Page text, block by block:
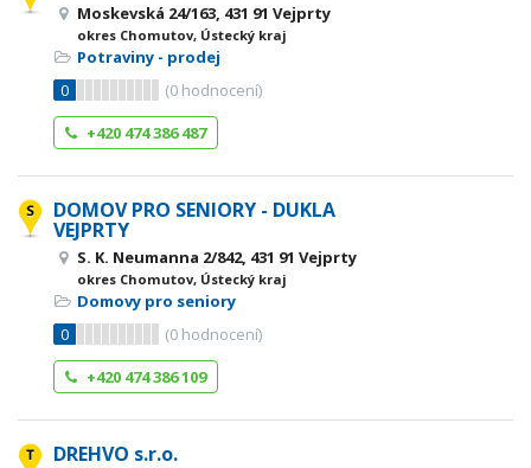
Moskevská 24/163, 431 91 Vejprty
okres Chomutov, Ústecký kraj
Potraviny - prodej
0
(0 hodnocení)
+420 474 386 487
DOMOV PRO SENIORY - DUKLA
VEJPRTY
S. K. Neumanna 2/842, 431 91 Vejprty
okres Chomutov, Ústecký kraj
Domovy pro seniory
0
(0 hodnocení)
+420 474 386 109
DREHVO s.r.o.